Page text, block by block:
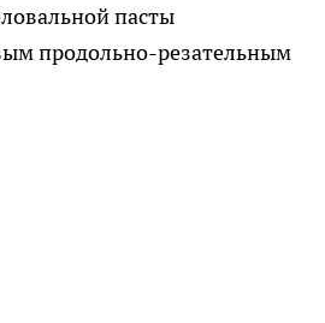
пасты
продольно-резательным